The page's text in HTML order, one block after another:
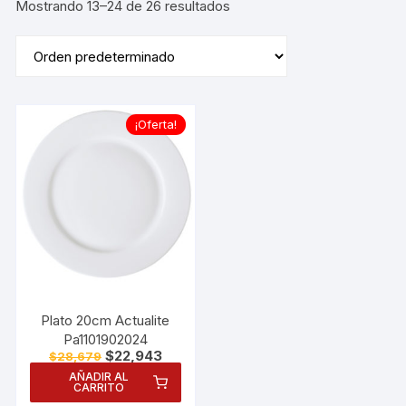
Mostrando 13–24 de 26 resultados
¡Oferta!
Plato 20cm Actualite
Pa1101902024
$28,679 El
precio
original
era:
$22,943El
precio
actual
AÑADIR AL
CARRITO